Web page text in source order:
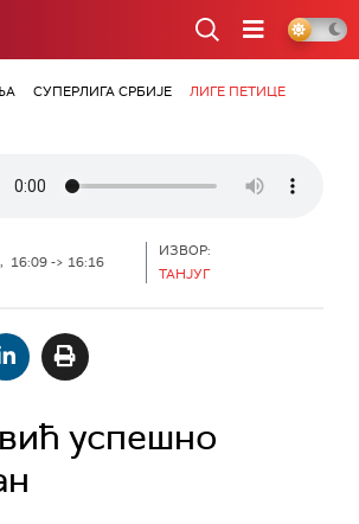
СУПЕРЛИГА СРБИЈЕ
ЛИГЕ ПЕТИЦЕ
16:09 -> 16:16
ИЗВОР:
ТАНЈУГ
успешно